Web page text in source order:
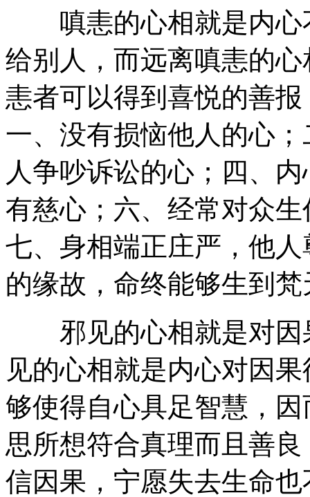
嗔恚的心相就是内心
给别人，而远离嗔恚的
恚者可以得到喜悦的善
一、没有损恼他人的心
人争吵诉讼的心；四、
有慈心；六、经常对众
七、身相端正庄严，他
的缘故，命终能够生到
邪见的心相就是对因
见的心相就是内心对因
够使得自心具足智慧，
思所想符合真理而且善
信因果，宁愿失去生命